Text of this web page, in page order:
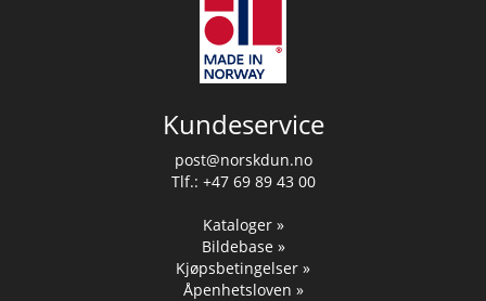
Kundeservice
post@norskdun.no
Tlf.: +47 69 89 43 00
Kataloger »
Bildebase »
Kjøpsbetingelser »
Åpenhetsloven »